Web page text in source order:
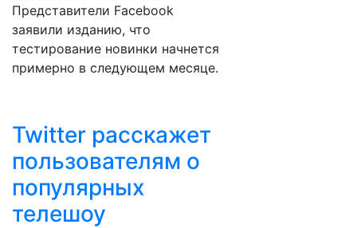
Представители Facebook
заявили изданию, что
тестирование новинки начнется
примерно в следующем месяце.
Twitter расскажет
пользователям о
популярных
телешоу